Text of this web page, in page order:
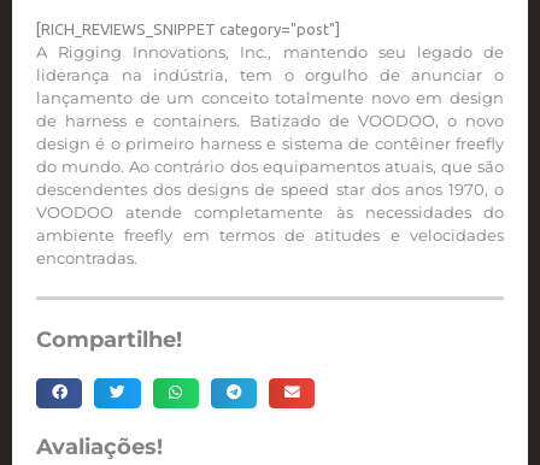
[RICH_REVIEWS_SNIPPET category="post"]
A Rigging Innovations, Inc., mantendo seu legado de
liderança na indústria, tem o orgulho de anunciar o
lançamento de um conceito totalmente novo em design
de harness e containers. Batizado de VOODOO, o novo
design é o primeiro harness e sistema de contêiner freefly
do mundo. Ao contrário dos equipamentos atuais, que são
descendentes dos designs de speed star dos anos 1970, o
VOODOO atende completamente às necessidades do
ambiente freefly em termos de atitudes e velocidades
encontradas.
Compartilhe!
Avaliações!